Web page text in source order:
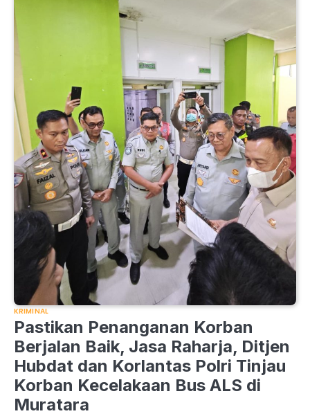
KRIMINAL
Pastikan Penanganan Korban
Berjalan Baik, Jasa Raharja, Ditjen
Hubdat dan Korlantas Polri Tinjau
Korban Kecelakaan Bus ALS di
Muratara